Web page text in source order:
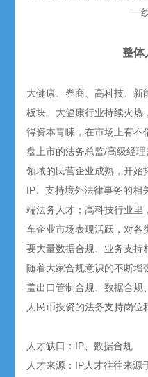
一
整体
大健康、券商、高科技、新
板块。大健康行业持续火热
得资本青睐，在市场上有不
盘上市的法务总监/高级经
领域的民营企业成熟，开始
IP、支持境外法律事务的相
端法务人才；高科技行业里
车企业市场表现活跃，对各
要大量数据合规、业务支持
随着大家合规意识的不断增
盖出口管制合规、数据合规
人民币投资的法务支持岗位
人才缺口：IP、数据合规
人才来源：IP人才往往来源